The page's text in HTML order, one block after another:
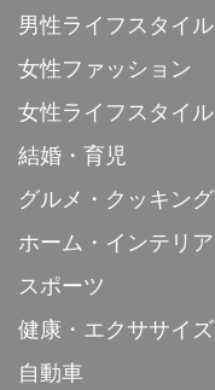
男性ライフスタイル
女性ファッション
女性ライフスタイル
結婚・育児
グルメ・クッキング
ホーム・インテリア
スポーツ
健康・エクササイズ
自動車